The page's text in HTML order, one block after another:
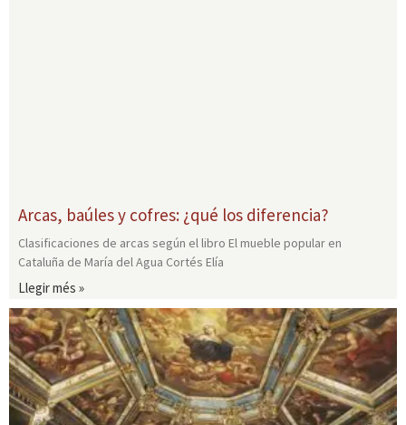
Arcas, baúles y cofres: ¿qué los diferencia?
Clasificaciones de arcas según el libro El mueble popular en
Cataluña de María del Agua Cortés Elía
Llegir més »